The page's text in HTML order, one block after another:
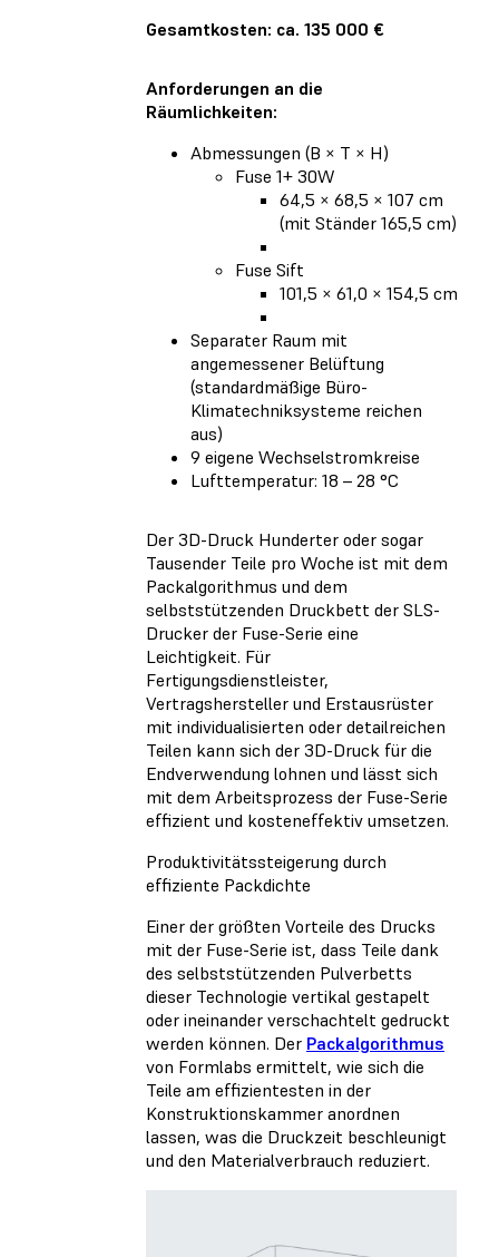
Gesamtkosten: ca. 135 000 €
Anforderungen an die
Räumlichkeiten:
Abmessungen (B × T × H)
Fuse 1+ 30W
64,5 × 68,5 × 107 cm
(mit Ständer 165,5 cm)
Fuse Sift
101,5 × 61,0 × 154,5 cm
Separater Raum mit
angemessener Belüftung
(standardmäßige Büro-
Klimatechniksysteme reichen
aus)
9 eigene Wechselstromkreise
Lufttemperatur: 18 – 28 °C
Der 3D-Druck Hunderter oder sogar
Tausender Teile pro Woche ist mit dem
Packalgorithmus und dem
selbststützenden Druckbett der SLS-
Drucker der Fuse-Serie eine
Leichtigkeit. Für
Fertigungsdienstleister,
Vertragshersteller und Erstausrüster
mit individualisierten oder detailreichen
Teilen kann sich der 3D-Druck für die
Endverwendung lohnen und lässt sich
mit dem Arbeitsprozess der Fuse-Serie
effizient und kosteneffektiv umsetzen.
Produktivitätssteigerung durch
effiziente Packdichte
Einer der größten Vorteile des Drucks
mit der Fuse-Serie ist, dass Teile dank
des selbststützenden Pulverbetts
dieser Technologie vertikal gestapelt
oder ineinander verschachtelt gedruckt
werden können. Der Packalgorithmus
von Formlabs ermittelt, wie sich die
Teile am effizientesten in der
Konstruktionskammer anordnen
lassen, was die Druckzeit beschleunigt
und den Materialverbrauch reduziert.